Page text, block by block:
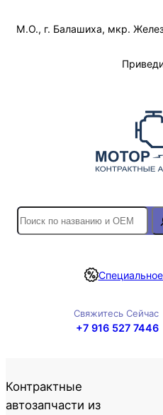
М.О., г. Балашиха, мкр.
r
Свяжитесь Сейчас
+7 916 527 7446
Контрактные
автозапчасти из